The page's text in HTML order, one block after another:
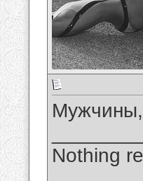
Nothing